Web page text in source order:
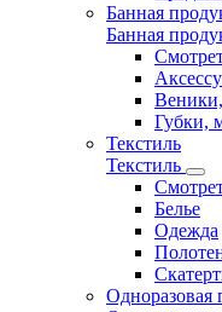
Банная
Банная
Губки,
Текстиль
Текстиль
Белье
Одежда
Одноразовая